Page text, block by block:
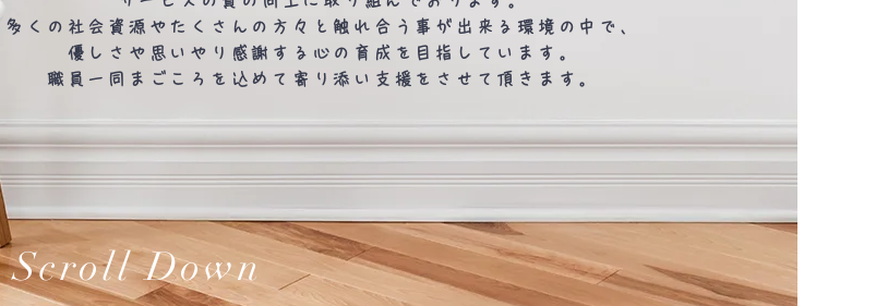
多くの社会資源やたくさんの方々と触れ合う事が出来る環境の中で、
優しさや思いやり感謝する心の育成を目指しています。
職員一同まごころを込めて寄り添い支援をさせて頂きます。
Scroll Down